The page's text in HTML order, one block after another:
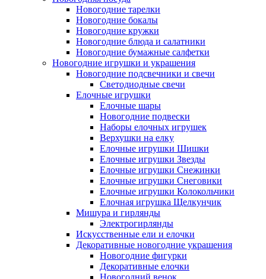
Новогодние тарелки
Новогодние бокалы
Новогодние кружки
Новогодние блюда и салатники
Новогодние бумажные салфетки
Новогодние игрушки и украшения
Новогодние подсвечники и свечи
Светодиодные свечи
Елочные игрушки
Елочные шары
Новогодние подвески
Наборы елочных игрушек
Верхушки на елку
Елочные игрушки Шишки
Елочные игрушки Звезды
Елочные игрушки Снежинки
Елочные игрушки Снеговики
Елочные игрушки Колокольчики
Елочная игрушка Щелкунчик
Мишура и гирлянды
Электрогирлянды
Искусственные ели и елочки
Декоративные новогодние украшения
Новогодние фигурки
Декоративные елочки
Новогодний венок